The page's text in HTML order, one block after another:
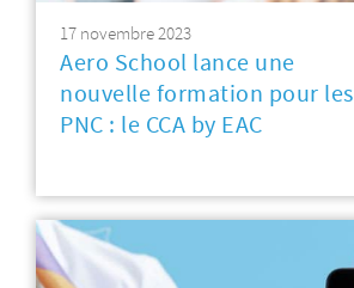
17 novembre 2023
Aero School lance une
nouvelle formation pour les
PNC : le CCA by EAC